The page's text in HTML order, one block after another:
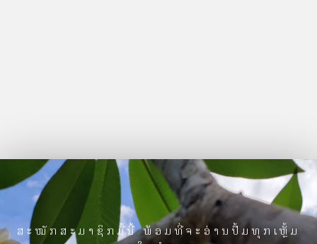
ສະໝັກສະມາຊິກມື້ນີ້ ພ້ອມທີ່ຈະອ່ານປຶ້ມທຸກເຫຼັ້ມ
ພາຍໃນຫໍສະໝຸດ